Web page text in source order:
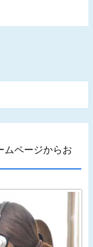
ムページからお